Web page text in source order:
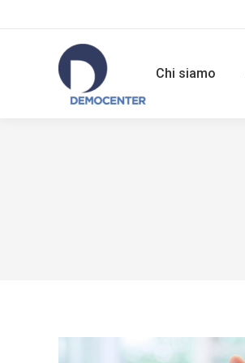
Chi siamo